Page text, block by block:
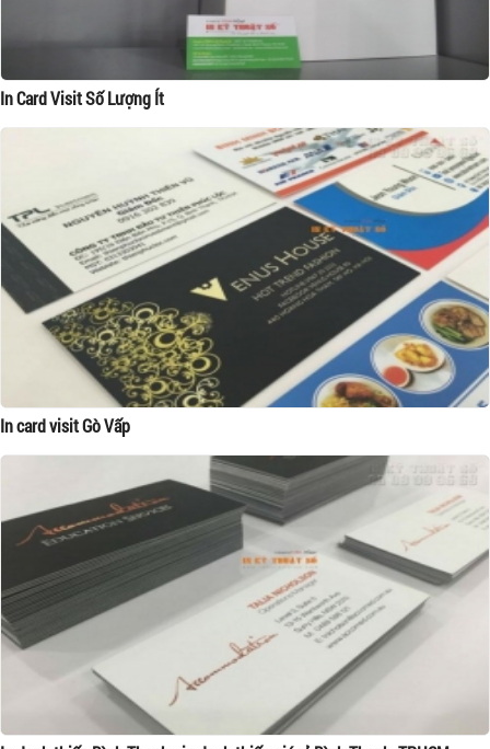
In Card Visit Số Lượng Ít
In card visit Gò Vấp